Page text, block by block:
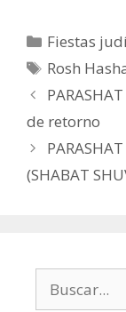
Categorías
Fiestas
Etiquetas
Rosh
de retorno
(SHABAT